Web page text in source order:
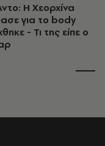
Η Χεορχίνα
για το body
- Τι της είπε ο